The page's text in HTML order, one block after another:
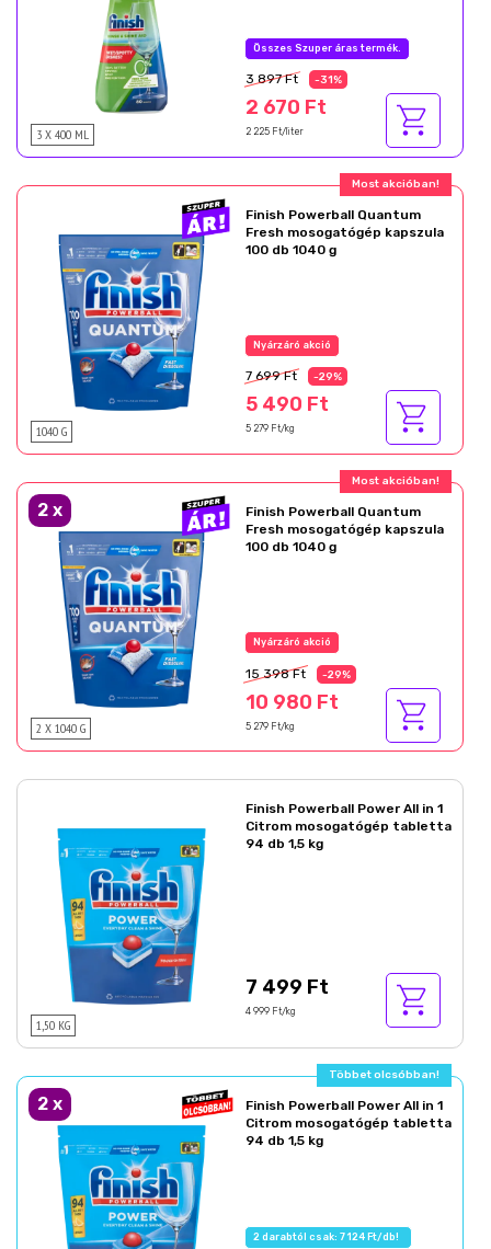
3 X 400 ML
Összes Szuper áras termék.
3 897 Ft -31%
2 670 Ft
2 225 Ft/liter
Most akcióban!
1040 G
Finish Powerball Quantum
Fresh mosogatógép kapszula
100 db 1040 g
Nyárzáró akció
7 699 Ft -29%
5 490 Ft
5 279 Ft/kg
Most akcióban!
2 x
2 X 1040 G
Finish Powerball Quantum
Fresh mosogatógép kapszula
100 db 1040 g
Nyárzáró akció
15 398 Ft -29%
10 980 Ft
5 279 Ft/kg
1,50 KG
Finish Powerball Power All in 1
Citrom mosogatógép tabletta
94 db 1,5 kg
7 499 Ft
4 999 Ft/kg
Többet olcsóbban!
2 x
Finish Powerball Power All in 1
Citrom mosogatógép tabletta
94 db 1,5 kg
2 darabtól csak: 7 124 Ft/db!